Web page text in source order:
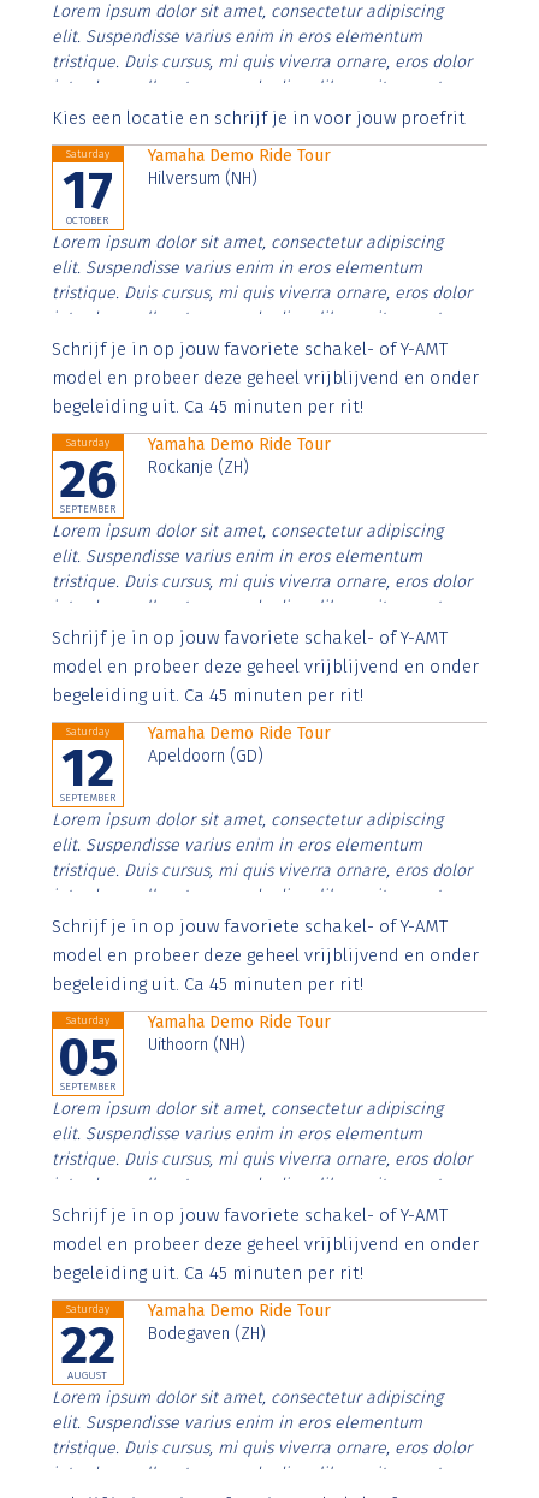
Lorem ipsum dolor sit amet, consectetur adipiscing
elit. Suspendisse varius enim in eros elementum
tristique. Duis cursus, mi quis viverra ornare, eros dolor
interdum nulla, ut commodo diam libero vitae erat.
Aenean faucibus nibh et justo cursus id rutrum lorem
Kies een locatie en schrijf je in voor jouw proefrit
Saturday
17
OCTOBER
Yamaha Demo Ride Tour
Hilversum (NH)
Lorem ipsum dolor sit amet, consectetur adipiscing
elit. Suspendisse varius enim in eros elementum
tristique. Duis cursus, mi quis viverra ornare, eros dolor
interdum nulla, ut commodo diam libero vitae erat.
Aenean faucibus nibh et justo cursus id rutrum lorem
imperdiet. Nunc ut sem vitae risus tristique posuere.
Schrijf je in op jouw favoriete schakel- of Y-AMT
model en probeer deze geheel vrijblijvend en onder
begeleiding uit. Ca 45 minuten per rit!
Saturday
26
SEPTEMBER
Yamaha Demo Ride Tour
Rockanje (ZH)
Lorem ipsum dolor sit amet, consectetur adipiscing
elit. Suspendisse varius enim in eros elementum
tristique. Duis cursus, mi quis viverra ornare, eros dolor
interdum nulla, ut commodo diam libero vitae erat.
Aenean faucibus nibh et justo cursus id rutrum lorem
imperdiet. Nunc ut sem vitae risus tristique posuere.
Schrijf je in op jouw favoriete schakel- of Y-AMT
model en probeer deze geheel vrijblijvend en onder
begeleiding uit. Ca 45 minuten per rit!
Saturday
12
SEPTEMBER
Yamaha Demo Ride Tour
Apeldoorn (GD)
Lorem ipsum dolor sit amet, consectetur adipiscing
elit. Suspendisse varius enim in eros elementum
tristique. Duis cursus, mi quis viverra ornare, eros dolor
interdum nulla, ut commodo diam libero vitae erat.
Aenean faucibus nibh et justo cursus id rutrum lorem
imperdiet. Nunc ut sem vitae risus tristique posuere.
Schrijf je in op jouw favoriete schakel- of Y-AMT
model en probeer deze geheel vrijblijvend en onder
begeleiding uit. Ca 45 minuten per rit!
Saturday
05
SEPTEMBER
Yamaha Demo Ride Tour
Uithoorn (NH)
Lorem ipsum dolor sit amet, consectetur adipiscing
elit. Suspendisse varius enim in eros elementum
tristique. Duis cursus, mi quis viverra ornare, eros dolor
interdum nulla, ut commodo diam libero vitae erat.
Aenean faucibus nibh et justo cursus id rutrum lorem
imperdiet. Nunc ut sem vitae risus tristique posuere.
Schrijf je in op jouw favoriete schakel- of Y-AMT
model en probeer deze geheel vrijblijvend en onder
begeleiding uit. Ca 45 minuten per rit!
Saturday
22
AUGUST
Yamaha Demo Ride Tour
Bodegaven (ZH)
Lorem ipsum dolor sit amet, consectetur adipiscing
elit. Suspendisse varius enim in eros elementum
tristique. Duis cursus, mi quis viverra ornare, eros dolor
interdum nulla, ut commodo diam libero vitae erat.